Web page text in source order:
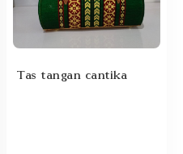
Tas tangan cantika